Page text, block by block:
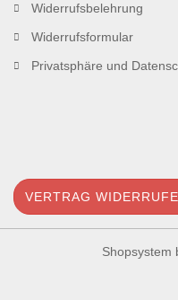
Widerrufsbelehrung
Widerrufsformular
Privatsphäre und
VERTRAG
Shopsystem